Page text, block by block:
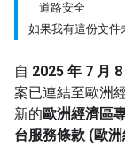
道路安全
如果我有這份文件
自 2025 年 7 月 8
案已連結至歐洲
新的歐洲經濟區
台服務條款 (歐